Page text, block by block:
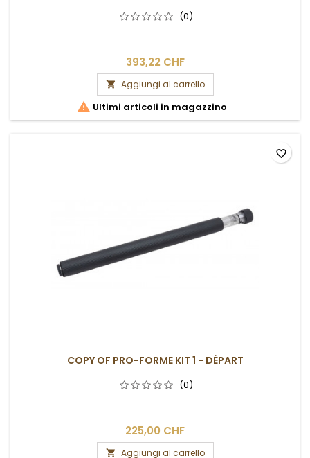
(0)
393,22 CHF
 Aggiungi al carrello
 Ultimi articoli in magazzino
COPY OF PRO-FORME KIT 1 - DÉPART
(0)
225,00 CHF
 Aggiungi al carrello
favorite_border